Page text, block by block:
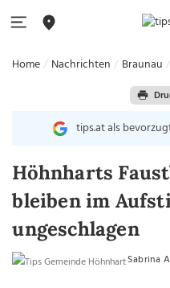
Home Nachrichten Braunau
tips.at als
Höhnharts
bleiben im
ungeschlagen
Sabrina